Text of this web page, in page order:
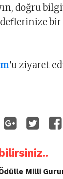
doğru
bir
'u ziyaret
Milli